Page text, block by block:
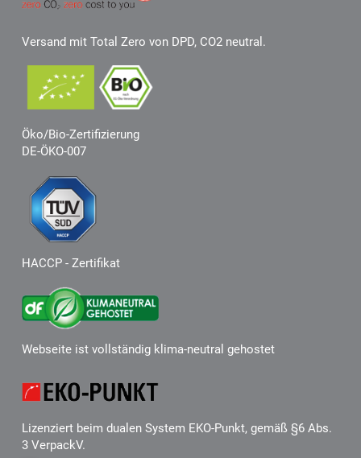
Versand mit Total Zero von DPD, CO2 neutral.
Öko/Bio-Zertifizierung
DE-ÖKO-007
HACCP - Zertifikat
Webseite ist vollständig klima-neutral gehostet
Lizenziert beim dualen System EKO-Punkt, gemäß §6 Abs.
3 VerpackV.